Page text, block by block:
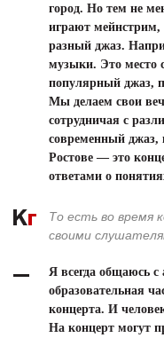
город. Но тем не
играют мейнстрим,
разный джаз.
музыки. Это место
популярный джаз,
Мы делаем свои
сотрудничая с
современный джаз,
Ростове — это
ответами о
То есть во время
своими
Я всегда общаюсь
образовательная
концерта. И
На концерт могут